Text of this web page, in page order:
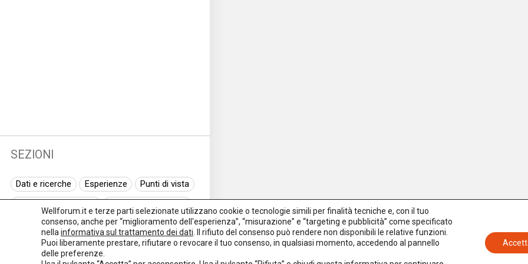
SEZIONI
Dati e ricerche Esperienze
Punti di vista
Normativa europea
Rassegna normativa
I seminari di Welforum
Eventi
Wellforum.it e terze parti selezionate utilizzano cookie o tecnologie simili per finalità tecniche e, con il tuo
consenso, anche per “miglioramento dell'esperienza”, “misurazione” e “targeting e pubblicità” come specificato
nella informativa sul trattamento dei dati . Il rifiuto del consenso può rendere non disponibili le relative funzioni.
Puoi liberamente prestare, rifiutare o revocare il tuo consenso, in qualsiasi momento, accedendo al pannello
delle preferenze.